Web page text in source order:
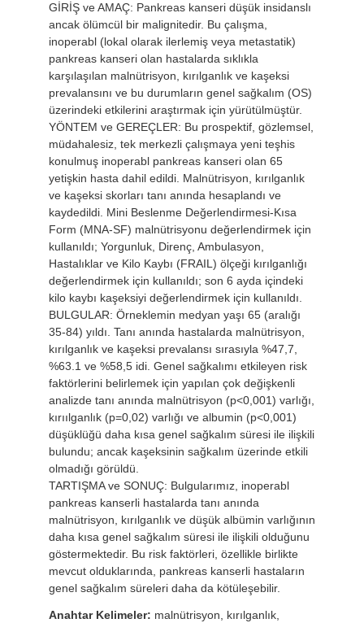
GİRİŞ ve AMAÇ: Pankreas kanseri düşük insidanslı
ancak ölümcül bir malignitedir. Bu çalışma,
inoperabl (lokal olarak ilerlemiş veya metastatik)
pankreas kanseri olan hastalarda sıklıkla
karşılaşılan malnütrisyon, kırılganlık ve kaşeksi
prevalansını ve bu durumların genel sağkalım (OS)
üzerindeki etkilerini araştırmak için yürütülmüştür.
YÖNTEM ve GEREÇLER: Bu prospektif, gözlemsel,
müdahalesiz, tek merkezli çalışmaya yeni teşhis
konulmuş inoperabl pankreas kanseri olan 65
yetişkin hasta dahil edildi. Malnütrisyon, kırılganlık
ve kaşeksi skorları tanı anında hesaplandı ve
kaydedildi. Mini Beslenme Değerlendirmesi-Kısa
Form (MNA-SF) malnütrisyonu değerlendirmek için
kullanıldı; Yorgunluk, Direnç, Ambulasyon,
Hastalıklar ve Kilo Kaybı (FRAIL) ölçeği kırılganlığı
değerlendirmek için kullanıldı; son 6 ayda içindeki
kilo kaybı kaşeksiyi değerlendirmek için kullanıldı.
BULGULAR: Örneklemin medyan yaşı 65 (aralığı
35-84) yıldı. Tanı anında hastalarda malnütrisyon,
kırılganlık ve kaşeksi prevalansı sırasıyla %47,7,
%63.1 ve %58,5 idi. Genel sağkalımı etkileyen risk
faktörlerini belirlemek için yapılan çok değişkenli
analizde tanı anında malnütrisyon (p<0,001) varlığı,
kırıılganlık (p=0,02) varlığı ve albumin (p<0,001)
düşüklüğü daha kısa genel sağkalım süresi ile ilişkili
bulundu; ancak kaşeksinin sağkalım üzerinde etkili
olmadığı görüldü.
TARTIŞMA ve SONUÇ: Bulgularımız, inoperabl
pankreas kanserli hastalarda tanı anında
malnütrisyon, kırılganlık ve düşük albümin varlığının
daha kısa genel sağkalım süresi ile ilişkili olduğunu
göstermektedir. Bu risk faktörleri, özellikle birlikte
mevcut olduklarında, pankreas kanserli hastaların
genel sağkalım süreleri daha da kötüleşebilir.
Anahtar Kelimeler: malnütrisyon, kırılganlık,